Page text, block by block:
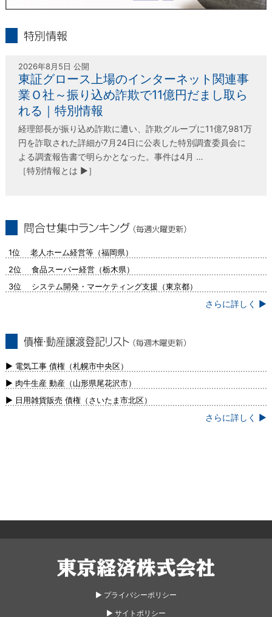
2026年8月5日 公開
東証グロース上場のインターネット関連事
業Ｏ社～振り込め詐欺で11億円だまし取ら
れる｜特別情報
経理部長が振り込め詐欺に遭い、詐欺グループに11億7,981万
円を詐取された詳細が7月24日に公表した特別調査委員会に
よる調査報告書で明らかとなった。事件は4月 …
［特別情報とは ▶］
1位 老人ホーム経営等（福岡県）
2位 食品スーパー経営（栃木県）
3位 システム開発・マーケティング支援（東京都）
さらに詳しく ▶
新）
▶ 電気工事 債権（札幌市中央区）
▶ 肉牛生産 動産（山形県尾花沢市）
▶ 日用雑貨販売 債権（さいたま市北区）
さらに詳しく ▶
▶︎ プライバシーポリシー
▶︎ サイトポリシー